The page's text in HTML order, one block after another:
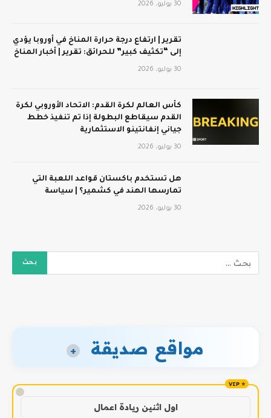
30 يوليو، 2026
تقرير | ارتفاع درجة حرارة المناخ في أوروبا يؤدي
إلى “تكثيف كبير” للحرائق: تقرير | أخبار المناخ
30 يوليو، 2026
كأس العالم لكرة القدم: الاتحاد الأوروبي لكرة
القدم سيقاطع البطولة إذا تم تنفيذ خطط
جياني إنفانتينو الاستثمارية
30 يوليو، 2026
هل تستخدم باكستان قواعد اللعبة التي
تمارسها الهند في كشمير؟ | سياسة
30 يوليو، 2026
مواقع صديقة +
!
اول اثنين ريادة اعمال